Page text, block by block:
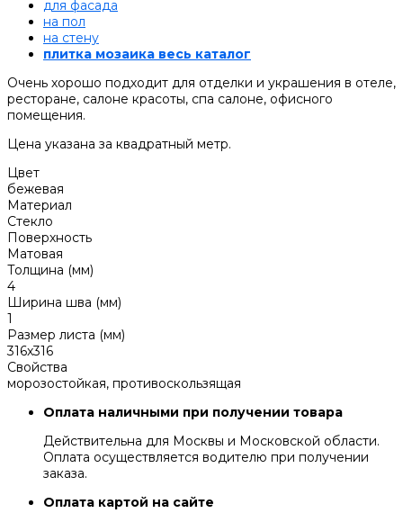
для фасада
на пол
на стену
плитка мозаика весь каталог
Очень хорошо подходит для отделки и украшения в отеле,
ресторане, салоне красоты, спа салоне, офисного
помещения.
Цена указана за квадратный метр.
Цвет
бежевая
Материал
Стекло
Поверхность
Матовая
Толщина (мм)
4
Ширина шва (мм)
1
Размер листа (мм)
316x316
Свойства
морозостойкая, противоскользящая
Оплата наличными при получении товара
Действительна для Москвы и Московской области.
Оплата осуществляется водителю при получении
заказа.
Оплата картой на сайте